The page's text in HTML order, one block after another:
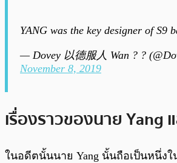
YANG was the key designer of S9
— Dovey 以德服人 Wan ? ?
November 8, 2019
เรื่องราวของนาย Yang
ในอดีตนั้นนาย Yang นั้นถือเป็นหนึ่ง